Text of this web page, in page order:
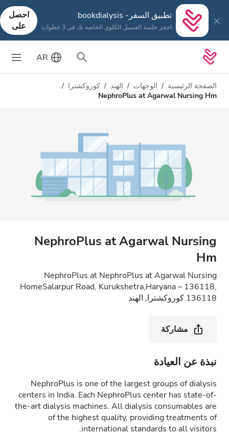
تطبيق السفر- bookdialysis
احجز جلسة الغسيل الكلوي الخاصة بك في 3 خطوات
احصل
على
AR
الصفحة الرئيسية الوجهات الهند
كوروكشترا
NephroPlus at Agarwal Nursing Hm
NephroPlus at Agarwal Nursing
Hm
NephroPlus at NephroPlus at Agarwal Nursing
HomeSalarpur Road, Kurukshetra,Haryana – 136118,
136118 كوروكشترا, الهند
مشاركة
نبذة عن العيادة
NephroPlus is one of the largest groups of dialysis
centers in India. Each NephroPlus center has state-of-
the-art dialysis machines. All dialysis consumables are
of the highest quality, providing treatments of
international standards to all visitors.